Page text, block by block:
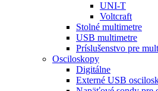
UNI-T
Voltcraft
Stolné multimetre
USB multimetre
Príslušenstvo pre
Osciloskopy
Digitálne
Externé USB